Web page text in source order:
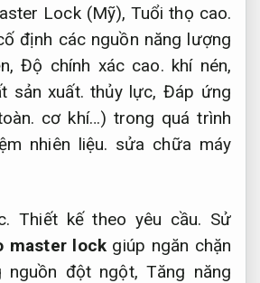
Lock (Mỹ),Tuổi thọ cao.
định các nguồn năng lượng
Độ chính xác cao. khí nén,
sản xuất. thủy lực, Đáp ứng
cơ khí…) trong quá trình
nhiên liệu. sửa chữa máy
Thiết kế theo yêu cầu. Sử
master lockgiúp ngăn chặn
nguồn đột ngột, Tăng năng